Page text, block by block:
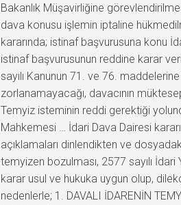
Bakanlık Müşavirliğine
dava konusu işlemin iptaline
kararında; istinaf başvurusuna konu
istinaf başvurusunun reddine karar
sayılı Kanunun 71. ve 76.
zorlanamayacağı, davacının
Temyiz isteminin reddi gerektiği
Mahkemesi … İdari Dava Dairesi
açıklamaları dinlendikten ve
temyizen bozulması, 2577 sayılı
karar usul ve hukuka uygun olup,
nedenlerle; 1. DAVALI İDARENİN